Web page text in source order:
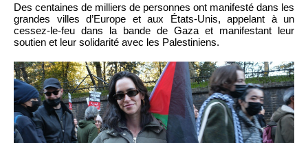
Des centaines de milliers de personnes ont manifesté dans les
grandes villes d’Europe et aux États-Unis, appelant à un
cessez-le-feu dans la bande de Gaza et manifestant leur
soutien et leur solidarité avec les Palestiniens.